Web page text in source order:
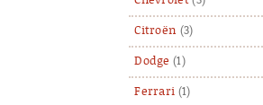
Citroën (3)
Dodge (1)
Ferrari (1)